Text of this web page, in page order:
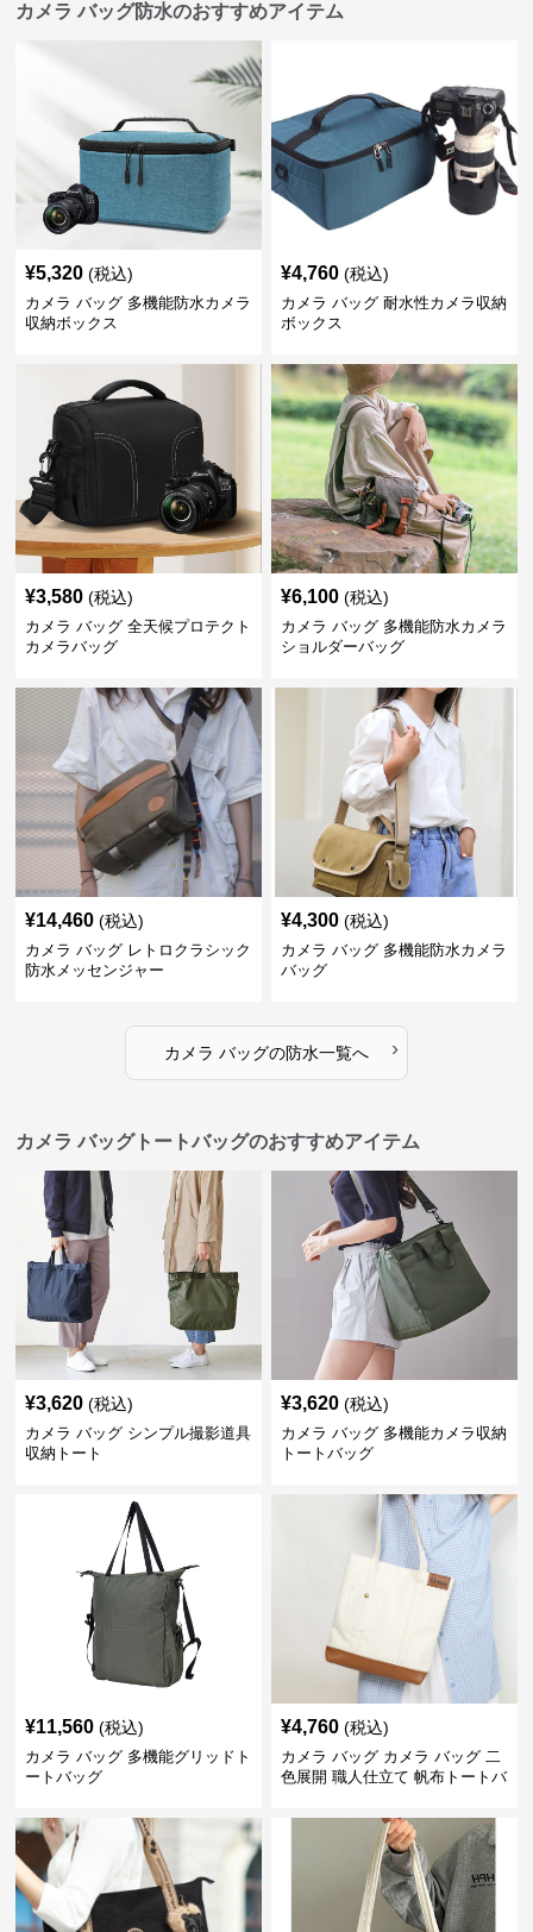
カメラ バッグ防水のおすすめアイテム
¥5,320 (税込)
カメラ バッグ 多機能防水カメラ
収納ボックス
¥4,760 (税込)
カメラ バッグ 耐水性カメラ収納
ボックス
¥3,580 (税込)
カメラ バッグ 全天候プロテクト
カメラバッグ
¥6,100 (税込)
カメラ バッグ 多機能防水カメラ
ショルダーバッグ
¥14,460 (税込)
カメラ バッグ レトロクラシック
防水メッセンジャー
¥4,300 (税込)
カメラ バッグ 多機能防水カメラ
バッグ
カメラ バッグの防水一覧へ ›
カメラ バッグトートバッグのおすすめアイテム
¥3,620 (税込)
カメラ バッグ シンプル撮影道具
収納トート
¥3,620 (税込)
カメラ バッグ 多機能カメラ収納
トートバッグ
¥11,560 (税込)
カメラ バッグ 多機能グリッドト
ートバッグ
¥4,760 (税込)
カメラ バッグ カメラ バッグ 二
色展開 職人仕立て 帆布トートバ